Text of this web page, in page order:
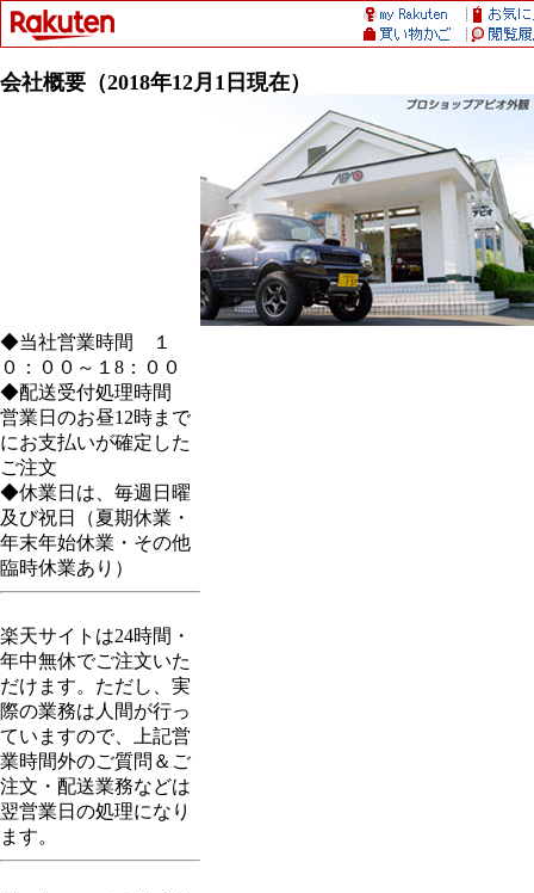
会社概要（2018年12月1日現在）
◆当社営業時間 １
０：００～１8：００
◆配送受付処理時間
営業日のお昼12時まで
にお支払いが確定した
ご注文
◆休業日は、毎週日曜
及び祝日（夏期休業・
年末年始休業・その他
臨時休業あり）
楽天サイトは24時間・
年中無休でご注文いた
だけます。ただし、実
際の業務は人間が行っ
ていますので、上記営
業時間外のご質問＆ご
注文・配送業務などは
翌営業日の処理になり
ます。